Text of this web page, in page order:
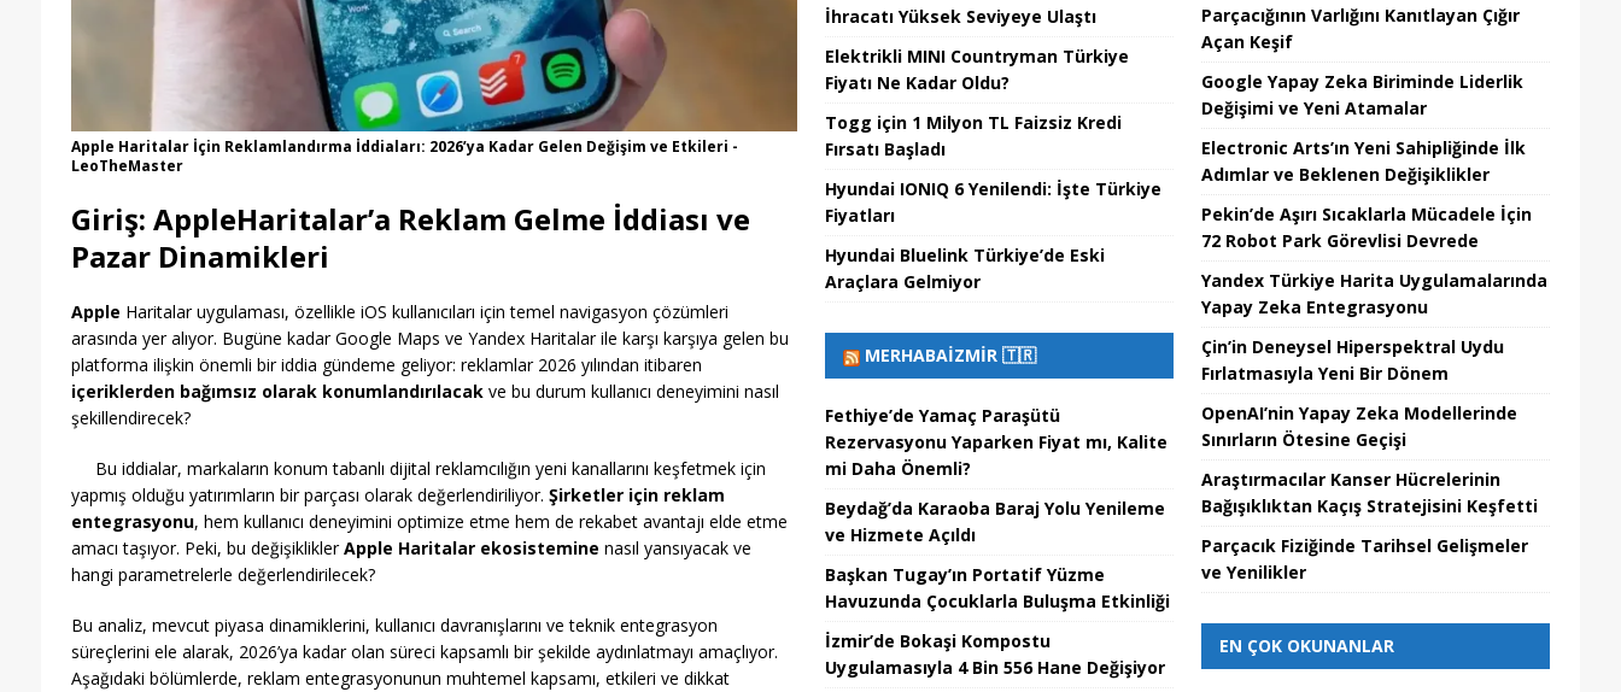
Apple Haritalar İçin Reklamlandırma İddiaları: 2026’ya Kadar Gelen Değişim ve Etkileri -
LeoTheMaster
Giriş: AppleHaritalar’a Reklam Gelme İddiası ve
Pazar Dinamikleri
Apple Haritalar uygulaması, özellikle iOS kullanıcıları için temel navigasyon çözümleri
arasında yer alıyor. Bugüne kadar Google Maps ve Yandex Haritalar ile karşı karşıya gelen bu
platforma ilişkin önemli bir iddia gündeme geliyor: reklamlar 2026 yılından itibaren
içeriklerden bağımsız olarak konumlandırılacakve bu durum kullanıcı deneyimini nasıl
şekillendirecek?
Bu iddialar, markaların konum tabanlı dijital reklamcılığın yeni kanallarını keşfetmek için
yapmış olduğu yatırımların bir parçası olarak değerlendiriliyor. Şirketler için reklam
entegrasyonu, hem kullanıcı deneyimini optimize etme hem de rekabet avantajı elde etme
amacı taşıyor. Peki, bu değişikliklerApple Haritalar ekosistemine nasıl yansıyacak ve
hangi parametrelerle değerlendirilecek?
Bu analiz, mevcut piyasa dinamiklerini, kullanıcı davranışlarını ve teknik entegrasyon
süreçlerini ele alarak, 2026’ya kadar olan süreci kapsamlı bir şekilde aydınlatmayı amaçlıyor.
Aşağıdaki bölümlerde, reklam entegrasyonunun muhtemel kapsamı, etkileri ve dikkat
İhracatı Yüksek Seviyeye Ulaştı
Elektrikli MINI Countryman Türkiye
Fiyatı Ne Kadar Oldu?
Togg için 1 Milyon TL Faizsiz Kredi
Fırsatı Başladı
Hyundai IONIQ 6 Yenilendi: İşte Türkiye
Fiyatları
Hyundai Bluelink Türkiye’de Eski
Araçlara Gelmiyor
MERHABAİZMIR 🇹🇷
Fethiye’de Yamaç Paraşütü
Rezervasyonu Yaparken Fiyat mı, Kalite
mi Daha Önemli?
Beydağ’da Karaoba Baraj Yolu Yenileme
ve Hizmete Açıldı
Başkan Tugay’ın Portatif Yüzme
Havuzunda Çocuklarla Buluşma Etkinliği
İzmir’de Bokaşi Kompostu
Uygulamasıyla 4 Bin 556 Hane Değişiyor
Parçacığının Varlığını Kanıtlayan Çığır
Açan Keşif
Google Yapay Zeka Biriminde Liderlik
Değişimi ve Yeni Atamalar
Electronic Arts’ın Yeni Sahipliğinde İlk
Adımlar ve Beklenen Değişiklikler
Pekin’de Aşırı Sıcaklarla Mücadele İçin
72 Robot Park Görevlisi Devrede
Yandex Türkiye Harita Uygulamalarında
Yapay Zeka Entegrasyonu
Çin’in Deneysel Hiperspektral Uydu
Fırlatmasıyla Yeni Bir Dönem
OpenAI’nin Yapay Zeka Modellerinde
Sınırların Ötesine Geçişi
Araştırmacılar Kanser Hücrelerinin
Bağışıklıktan Kaçış Stratejisini Keşfetti
Parçacık Fiziğinde Tarihsel Gelişmeler
ve Yenilikler
EN ÇOK OKUNANLAR